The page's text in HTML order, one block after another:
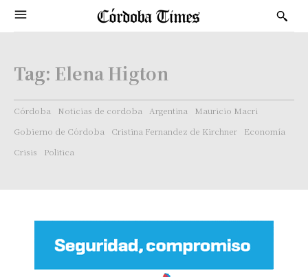
Tag: Elena Higton
Córdoba Noticias de cordoba Argentina
Mauricio Macri
Gobierno de Córdoba
Cristina Fernandez de Kirchner
Economía
Crisis
Politica